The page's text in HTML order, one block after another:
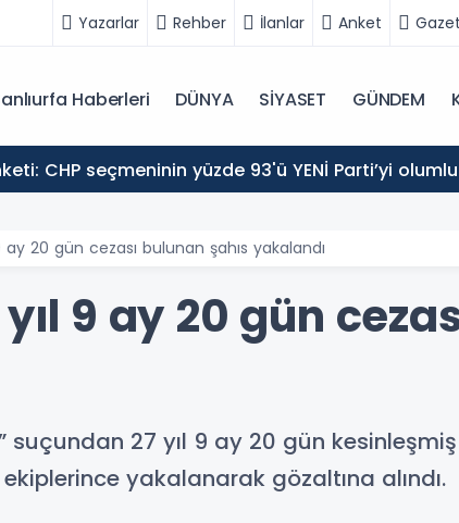
Yazarlar Rehber İlanlar Anket
Haberleri DÜNYA SİYASET GÜNDEM
CHP seçmeninin yüzde 93'ü YENİ Parti’yi
ay 20 gün cezası bulunan şahıs yakalandı
9 ay 20 gün
suçundan 27 yıl 9 ay 20 gün
yakalanarak gözaltına alındı.